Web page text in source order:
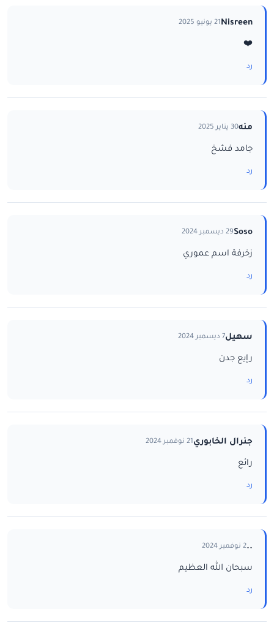
Nisreen21 يونيو 2025
❤️
رد
منه30 يناير 2025
جامد فشخ
رد
Soso29 ديسمبر 2024
زخرفة اسم عموري
رد
سهيل7 ديسمبر 2024
رإيع جدن
رد
جنرال الخابوري21 نوفمبر 2024
رائع
رد
..2 نوفمبر 2024
سبحان الله العظيم
رد